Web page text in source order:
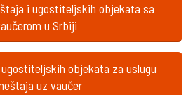
i ugostiteljskih objekata sa
u Srbiji
objekata za uslugu
uz vaučer